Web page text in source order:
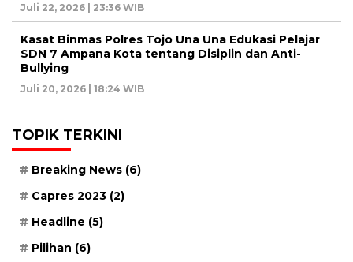
Juli 22, 2026 | 23:36 WIB
Kasat Binmas Polres Tojo Una Una Edukasi Pelajar
SDN 7 Ampana Kota tentang Disiplin dan Anti-
Bullying
Juli 20, 2026 | 18:24 WIB
TOPIK TERKINI
Breaking News (6)
Capres 2023 (2)
Headline (5)
Pilihan (6)